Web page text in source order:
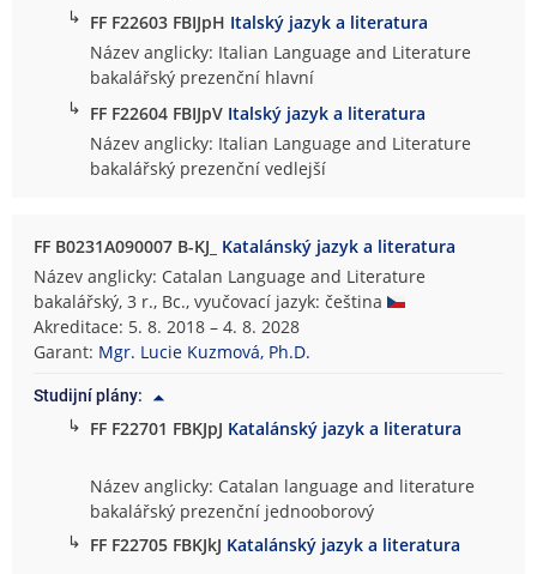
↳ FF F22603 FBIJpH Italský jazyk a literatura
Název anglicky: Italian Language and Literature
bakalářský prezenční hlavní
↳ FF F22604 FBIJpV Italský jazyk a literatura
Název anglicky: Italian Language and Literature
bakalářský prezenční vedlejší
FF B0231A090007 B-KJ_ Katalánský jazyk a literatura
Název anglicky: Catalan Language and Literature
bakalářský, 3 r., Bc., vyučovací jazyk: čeština
Akreditace: 5. 8. 2018 – 4. 8. 2028
Garant: Mgr. Lucie Kuzmová, Ph.D.
Studijní plány:
↳ FF F22701 FBKJpJ Katalánský jazyk a literatura
Název anglicky: Catalan language and literature
bakalářský prezenční jednooborový
↳ FF F22705 FBKJkJ Katalánský jazyk a literatura